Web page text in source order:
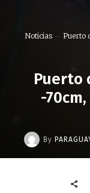
Noticias Puerto
Puerto
-
By